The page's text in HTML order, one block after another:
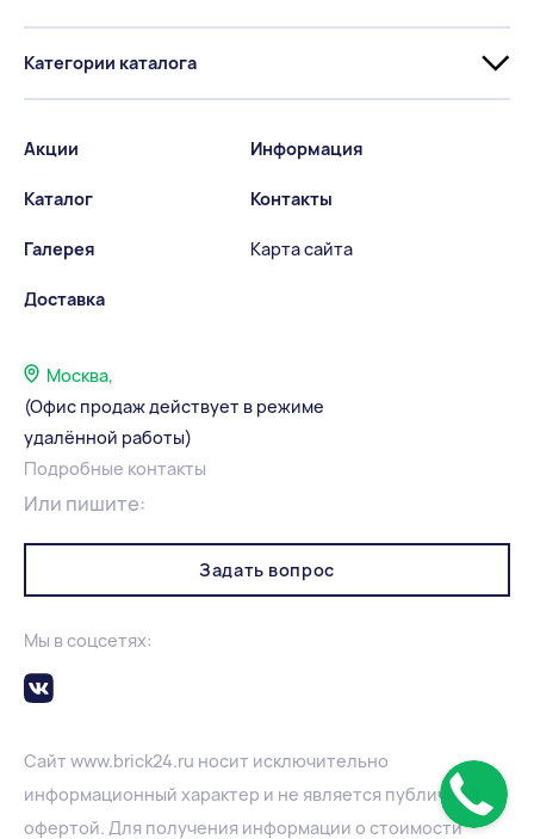
Категории каталога
Акции
Каталог
Галерея
Доставка
Информация
Контакты
Карта сайта
Москва,
(Офис продаж действует в режиме
удалённой работы)
Подробные контакты
Или пишите:
Задать вопрос
Мы в соцсетях:
Сайт www.brick24.ru носит исключительно
информационный характер и не является публичной
офертой. Для получения информации о стоимости